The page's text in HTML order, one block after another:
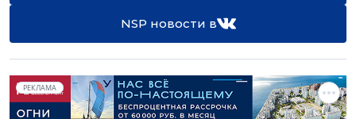
NSP новости в
РЕКЛАМА